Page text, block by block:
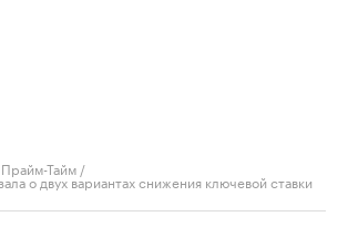
Прайм-Тайм /
о двух вариантах снижения ключевой ставки